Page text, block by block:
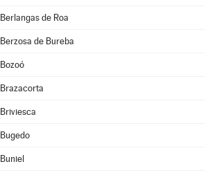
Berlangas de Roa
Berzosa de Bureba
Bozoó
Brazacorta
Briviesca
Bugedo
Buniel